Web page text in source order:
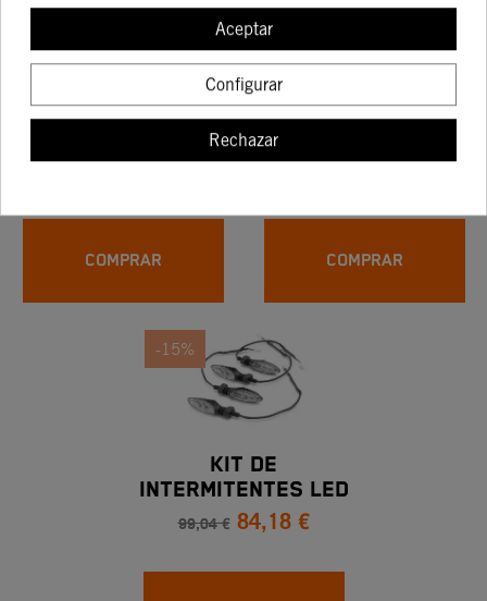
MOTOREX LIMPIA
CADENA - 500 Ml.
11,10 €
COMPRAR
Internet!
-15%
MANGUITO DE GOMA
3,29 €
COMPRAR
-15%
KIT DE
INTERMITENTES LED
KTM
99,04 € 84,18 €
Aceptar
Configurar
Rechazar